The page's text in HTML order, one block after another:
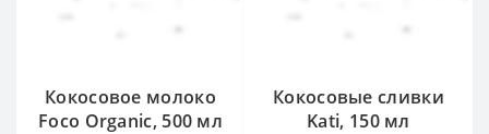
Кокосовое молоко
Foco Organic, 500 мл
Кокосовые сливки
Kati, 150 мл